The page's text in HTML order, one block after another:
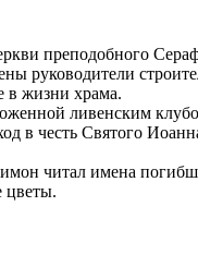
преподобного
руководители
в жизни храма.
ливенским
в честь Святого
читал имена
цветы.